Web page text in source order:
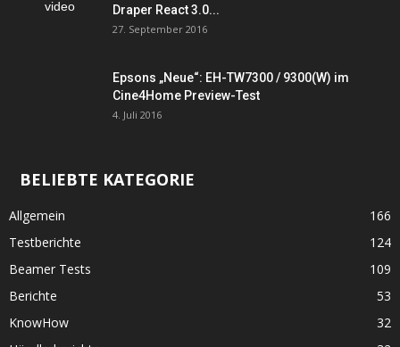
Draper React 3.0...
27. September 2016
Epsons „Neue“: EH-TW7300 / 9300(W) im
Cine4Home Preview-Test
4. Juli 2016
BELIEBTE KATEGORIE
Allgemein
166
Testberichte
124
Beamer Tests
109
Berichte
53
KnowHow
32